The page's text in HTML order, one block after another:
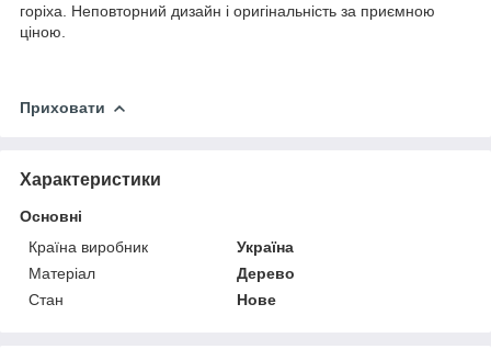
горіха. Неповторний дизайн і оригінальність за приємною
ціною.
Приховати
Характеристики
Основні
Країна виробник
Україна
Матеріал
Дерево
Стан
Нове